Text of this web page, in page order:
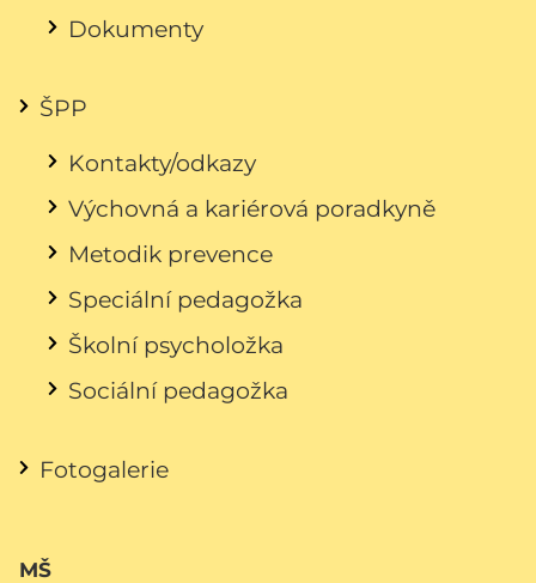
Dokumenty
ŠPP
Kontakty/odkazy
Výchovná a kariérová poradkyně
Metodik prevence
Speciální pedagožka
Školní psycholožka
Sociální pedagožka
Fotogalerie
MŠ